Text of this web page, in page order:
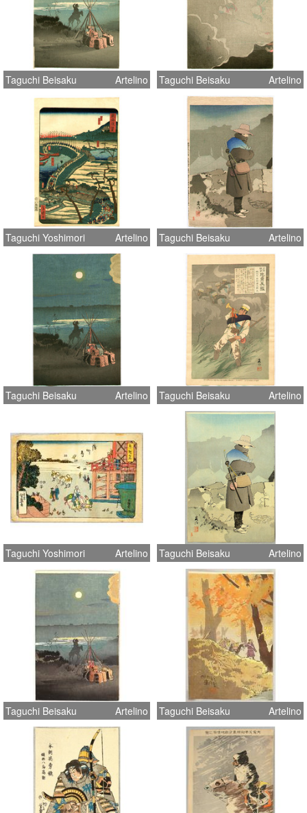
Taguchi Beisaku Artelino Taguchi Beisaku Artelino
Taguchi Yoshimori Artelino Taguchi Beisaku Artelino
Taguchi Beisaku Artelino Taguchi Beisaku Artelino
Taguchi Yoshimori Artelino Taguchi Beisaku Artelino
Taguchi Beisaku Artelino Taguchi Beisaku Artelino